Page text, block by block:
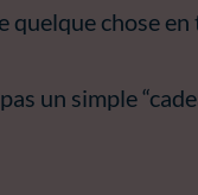
quelque chose
un simple